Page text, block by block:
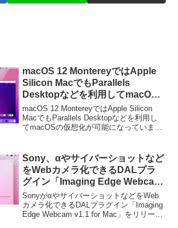
macOS 12 MontereyではApple
Silicon MacでもParallels
Desktopなどを利用してmacOS
の仮想化が可能に。
macOS 12 MontereyではApple Silicon
MacでもParallels Desktopなどを利用し
てmacOSの仮想化が可能になっていま
Sony、αやサイバーショットなど
をWebカメラ化できるDALプラ
グイン「Imaging Edge Webcam
v1.1 for Mac」をリリース。
macOS 11/12やApple Siliconに
対応。
SonyがαやサイバーショットなどをWeb
カメラ化できるDALプラグイン「Imaging
Edge Webcam v1.1 for Mac」をリリース